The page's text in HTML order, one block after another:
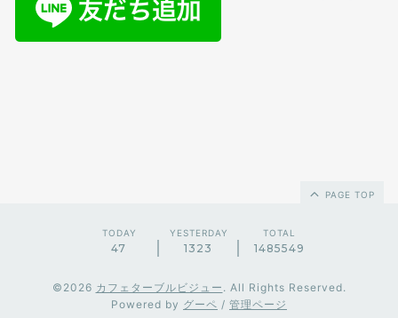
PAGE TOP
TODAY
47
YESTERDAY
1323
TOTAL
1485549
©2026 カフェターブルビジュー . All Rights Reserved.
Powered by グーペ / 管理ページ